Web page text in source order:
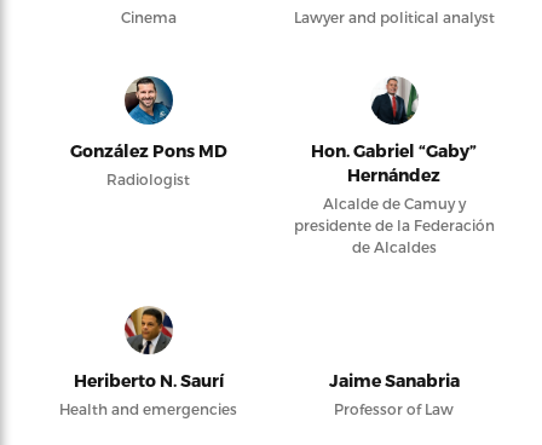
Cinema Lawyer and political analyst
González Pons MD
Radiologist
Hon. Gabriel “Gaby”
Hernández
Alcalde de Camuy y
presidente de la Federación
de Alcaldes
Heriberto N. Saurí
Health and emergencies
Jaime Sanabria
Professor of Law